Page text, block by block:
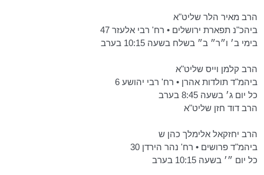
הרב מאיר הלר שליט"א
ביהכ"נ תפארת ירושלים • רח' רבי אלעזר 47
בימי ב׳ ו״ר״ ב״ בשלח בשעה 10:15 בערב
הרב קלמן וייס שליט"א
ביהמ"ד תולדות אהרן • רח' רבי יהושע 6
כל יום ג׳ בשעה 8:45 בערב
הרב דוד חזן שליט"א
הרב יחזקאל אלימלך כהן ש
ביהמ"ד פרושים • רח' נהר הירדן 30
כל יום ״׳ בשעה 10:15 בערב